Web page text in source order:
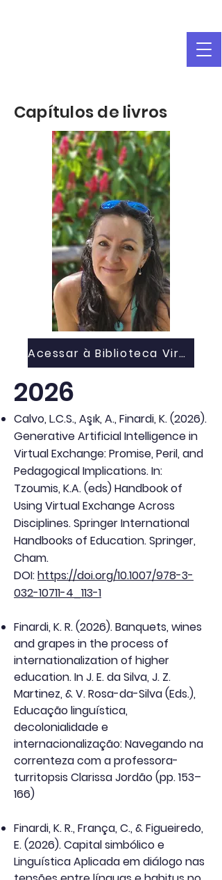
Capítulos de livros
Acessar à Biblioteca Virtual
2026
Calvo, L.C.S., Aşık, A., Finardi, K. (2026).
Generative Artificial Intelligence in
Virtual Exchange: Promise, Peril, and
Pedagogical Implications. In:
Tzoumis, K.A. (eds) Handbook of
Using Virtual Exchange Across
Disciplines. Springer International
Handbooks of Education. Springer,
Cham.
DOI:https://doi.org/10.1007/978-3-
032-10711-4_113-1
Finardi, K. R. (2026). Banquets, wines
and grapes in the process of
internationalization of higher
education. In J. E. da Silva, J. Z.
Martinez, & V. Rosa-da-Silva (Eds.),
Educação linguística,
decolonialidade e
internacionalização: Navegando na
correnteza com a professora-
turritopsis Clarissa Jordão (pp. 153–
166)
Finardi, K. R., França, C., & Figueiredo,
E. (2026). Capital simbólico e
Linguística Aplicada em diálogo nas